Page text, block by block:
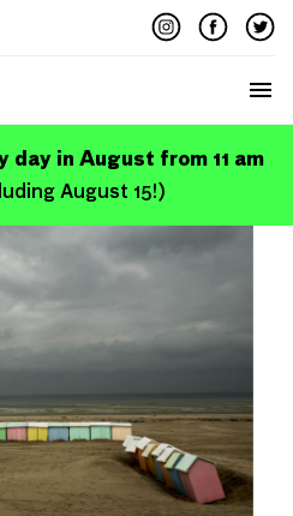
Menu
day in August from 11 am
August 15!)